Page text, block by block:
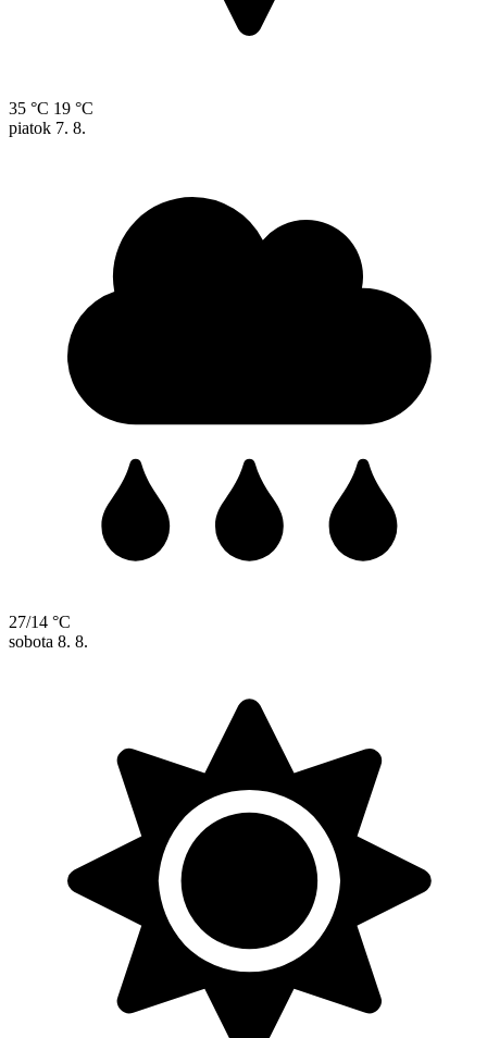
35 °C 19 °C
piatok 7. 8.
27/14 °C
sobota 8. 8.